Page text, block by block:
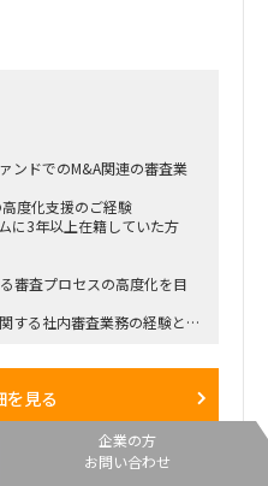
計します。
めの仕組みを構築します。
でタスクを遂行します。
定
ィス
に出社を想定、後は状況を
ンドでのM&A関連の審査業
度化支援のご経験
に3年以上在籍していた方
審査プロセスの高度化を目
する社内審査業務の経験と能
を見る
企業の方
お問い合わせ